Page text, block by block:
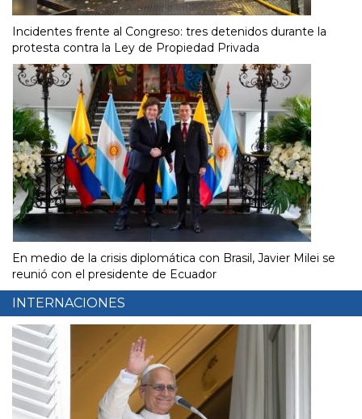
Incidentes frente al Congreso: tres detenidos durante la
protesta contra la Ley de Propiedad Privada
En medio de la crisis diplomática con Brasil, Javier Milei se
reunió con el presidente de Ecuador
INTERNACIONES